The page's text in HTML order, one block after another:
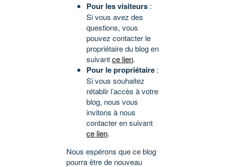
Pour les visiteurs :
Si vous avez des
questions, vous
pouvez contacter le
propriétaire du blog en
suivantce lien.
Pour le propriétaire :
Si vous souhaitez
rétablir l’accès à votre
blog, nous vous
invitons à nous
contacter en suivant
ce lien.
Nous espérons que ce blog
pourra être de nouveau